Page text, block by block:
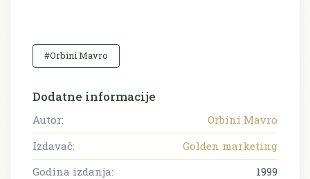
#Orbini Mavro
Dodatne informacije
Autor:
Orbini Mavro
Izdavač:
Golden marketing
Godina izdanja:
1999